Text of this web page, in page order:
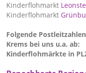
Kinderflohmarkt
Kinderflohmarkt
Folgende
Krems bei uns u.a. ab:
Kinderflohmärkte in